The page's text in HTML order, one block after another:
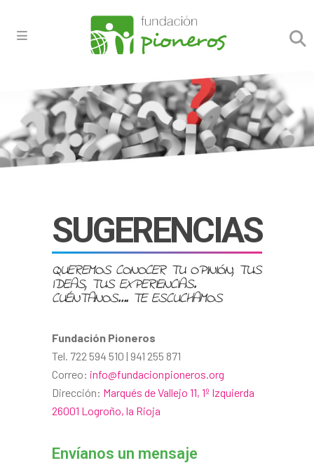
SUGERENCIAS
QUEREMOS CONOCER TU OPINIÓN, TUS
IDEAS, TUS EXPERIENCIAS.
CUÉNTANOS…. TE ESCUCHAMOS
Fundación Pioneros
Tel. 722 594 510 | 941 255 871
Correo: info@fundacionpioneros.org
Dirección: Marqués de Vallejo 11, 1º Izquierda
26001 Logroño, la Rioja
Envíanos un mensaje